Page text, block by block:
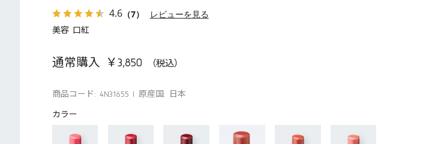
4.6（7） レビューを見る
美容 口紅
通常購入 ￥3,850
商品コード: 4N31655 原産国: 日本
カラー